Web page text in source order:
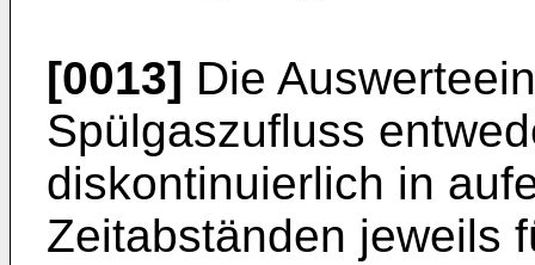
[0013] Die
Spülgaszufluss
diskontinuierlich in
Zeitabständen jeweils